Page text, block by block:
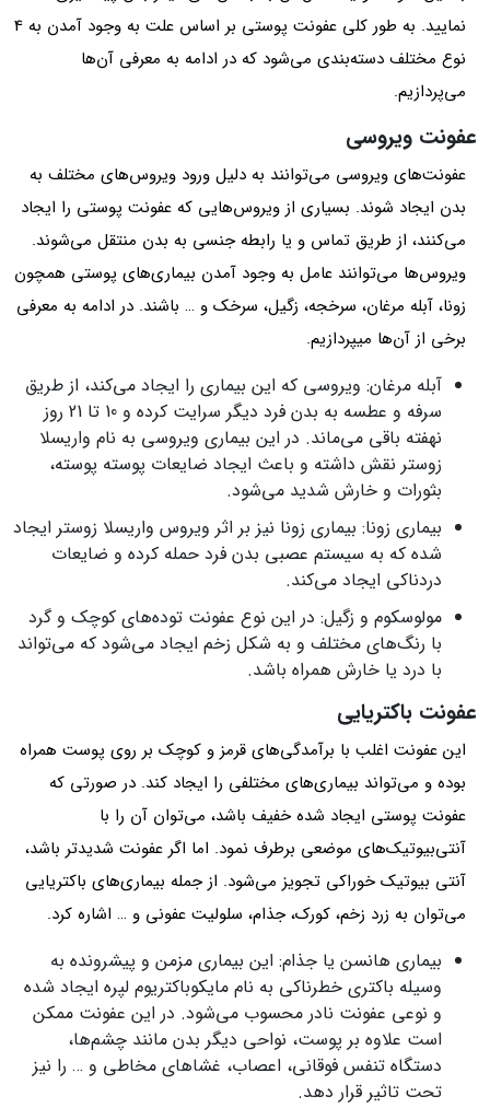
نمایید. به طور کلی عفونت پوستی بر اساس علت به وجود آمدن به 4
نوع مختلف دسته‌بندی می‌شود که در ادامه به معرفی آن‌ها
می‌پردازیم.
عفونت ویروسی
عفونت‌های ویروسی می‌توانند به دلیل ورود ویروس‌های مختلف به
بدن ایجاد شوند. بسیاری از ویروس‌هایی که عفونت پوستی را ایجاد
می‌کنند، از طریق تماس و یا رابطه جنسی به بدن منتقل می‌شوند.
ویروس‌ها می‌توانند عامل به وجود آمدن بیماری‌های پوستی همچون
زونا، آبله مرغان، سرخجه، زگیل، سرخک و … باشند. در ادامه به معرفی
برخی از آن‌ها میپردازیم.
آبله مرغان: ویروسی که این بیماری را ایجاد می‌کند، از طریق
سرفه و عطسه به بدن فرد دیگر سرایت کرده و 10 تا 21 روز
نهفته باقی می‌ماند. در این بیماری ویروسی به نام واریسلا
زوستر نقش داشته و باعث ایجاد ضایعات پوسته پوسته،
بثورات و خارش شدید می‌شود.
بیماری زونا: بیماری زونا نیز بر اثر ویروس واریسلا زوستر ایجاد
شده که به سیستم عصبی بدن فرد حمله کرده و ضایعات
دردناکی ایجاد می‌کند.
مولوسکوم و زگیل: در این نوع عفونت توده‌های کوچک و گرد
با رنگ‌های مختلف و به شکل زخم ایجاد می‌شود که می‌تواند
با درد یا خارش همراه باشد.
عفونت باکتریایی
این عفونت اغلب با برآمدگی‌های قرمز و کوچک بر روی پوست همراه
بوده و می‌تواند بیماری‌های مختلفی را ایجاد کند. در صورتی که
عفونت پوستی ایجاد شده خفیف باشد، می‌توان آن را با
آنتی‌بیوتیک‌های موضعی برطرف نمود. اما اگر عفونت شدیدتر باشد،
آنتی بیوتیک خوراکی تجویز می‌شود. از جمله بیماری‌های باکتریایی
می‌توان به زرد زخم، کورک، جذام، سلولیت عفونی و … اشاره کرد.
بیماری هانسن یا جذام: این بیماری مزمن و پیشرونده به
وسیله باکتری خطرناکی به نام مایکوباکتریوم لپره ایجاد شده
و نوعی عفونت نادر محسوب می‌شود. در این عفونت ممکن
است علاوه بر پوست، نواحی دیگر بدن مانند چشم‌ها،
دستگاه تنفس فوقانی، اعصاب، غشاهای مخاطی و … را نیز
تحت تاثیر قرار دهد.